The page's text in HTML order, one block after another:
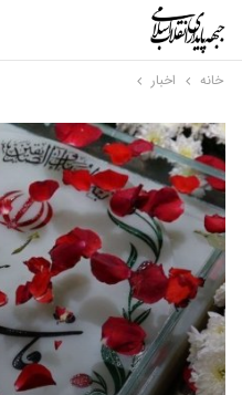
خانه اخبار